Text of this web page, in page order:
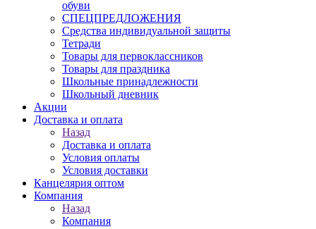
обуви
СПЕЦПРЕДЛОЖЕНИЯ
Средства индивидуальной защиты
Тетради
Товары для первоклассников
Товары для праздника
Школьные принадлежности
Школьный дневник
Акции
Доставка и оплата
Назад
Доставка и оплата
Условия оплаты
Условия доставки
Канцелярия оптом
Компания
Назад
Компания